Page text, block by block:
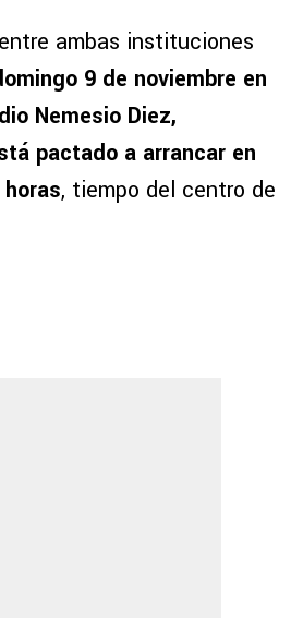
ambas instituciones
9 de noviembre en
Nemesio Diez,
pactado a arrancar en
, tiempo del centro de